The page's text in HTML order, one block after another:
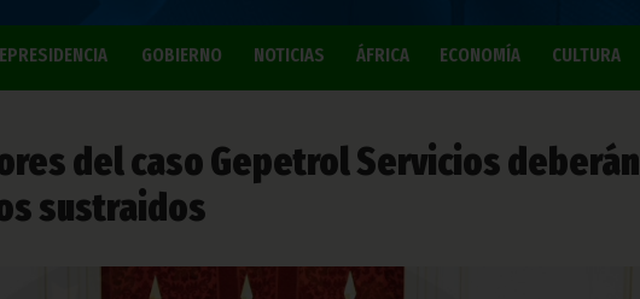
GOBIERNO NOTICIAS ÁFRICA ECONOMÍA CULTURA
del caso Gepetrol Servicios deberán
sustraidos